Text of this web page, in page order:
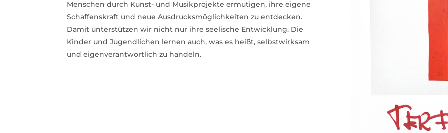
Menschen durch Kunst- und Musikprojekte ermutigen, ihre eigene
Schaffenskraft und neue Ausdrucksmöglichkeiten zu entdecken.
Damit unterstützen wir nicht nur ihre seelische Entwicklung. Die
Kinder und Jugendlichen lernen auch, was es heißt, selbstwirksam
und eigenverantwortlich zu handeln.